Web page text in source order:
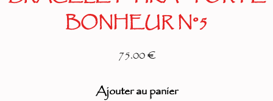
BONHEUR N°5
75.00 €
Ajouter au panier